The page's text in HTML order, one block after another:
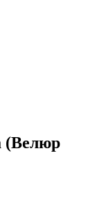
(Велюр